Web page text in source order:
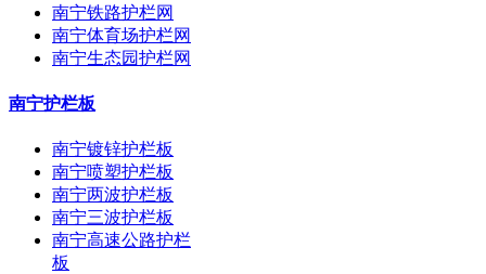
南宁铁路护栏网
南宁体育场护栏网
南宁生态园护栏网
南宁护栏板
南宁镀锌护栏板
南宁喷塑护栏板
南宁两波护栏板
南宁三波护栏板
南宁高速公路护栏
板